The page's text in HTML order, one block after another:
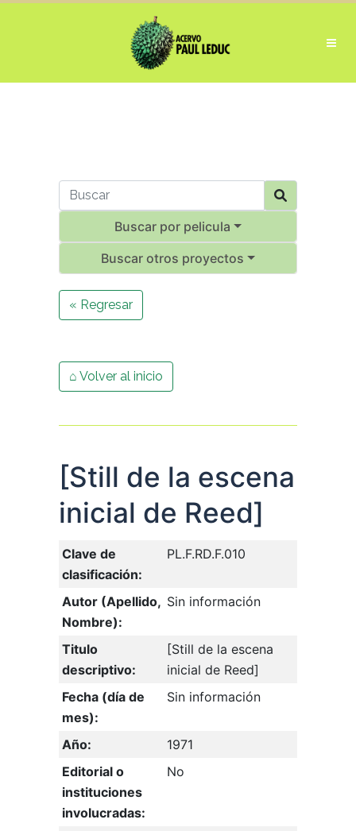
Buscar por pelicula
Buscar otros proyectos
« Regresar
⌂ Volver al inicio
[Still de la escena
inicial de Reed]
Clave de
clasificación:
PL.F.RD.F.010
Autor (Apellido,
Nombre):
Sin información
Titulo
descriptivo:
[Still de la escena
inicial de Reed]
Fecha (día de
mes):
Sin información
Año:
1971
Editorial o
instituciones
involucradas:
No